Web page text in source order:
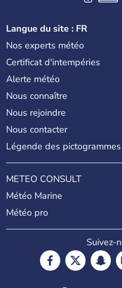
Langue du site : FR
Nos experts météo
Certificat d'intempéries
Alerte météo
Nous connaître
Nous rejoindre
Nous contacter
Légende des pictogrammes
METEO CONSULT
Météo Marine
Météo pro
Suivez-